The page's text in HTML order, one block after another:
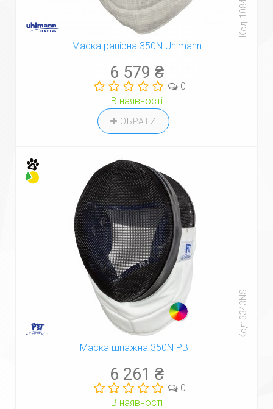
Код: 108422
Маска рапірна 350N Uhlmann
6 579 ₴
0
В наявності
ОБРАТИ
Код: 3343NS
Маска шпажна 350N PBT
6 261 ₴
0
В наявності